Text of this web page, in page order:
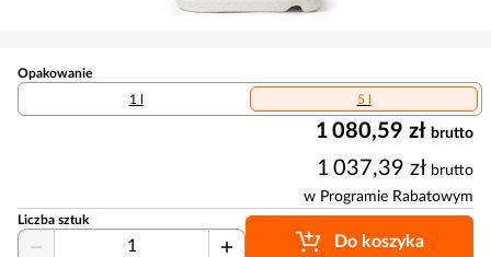
Opakowanie
1 l
5 l
1 080,59 zł brutto
1 037,39 zł brutto
w Programie Rabatowym
Liczba sztuk
Do koszyka